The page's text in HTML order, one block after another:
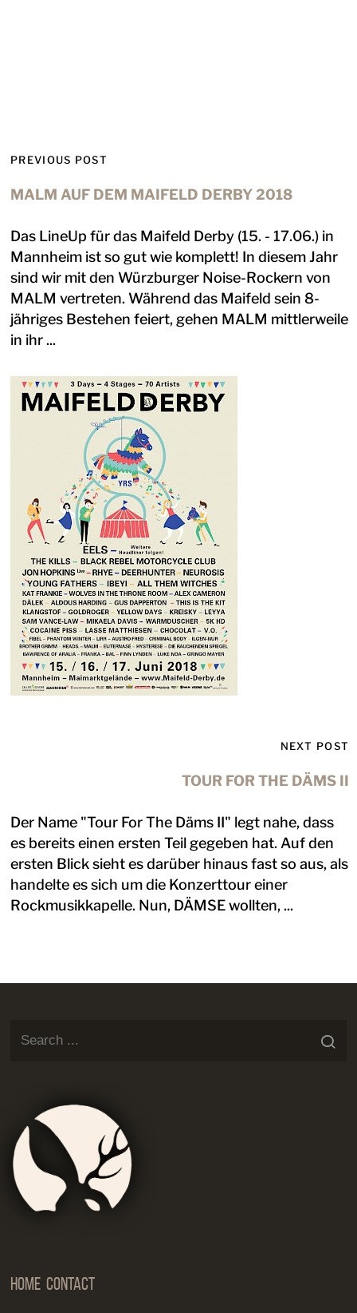
PREVIOUS POST
MALM AUF DEM MAIFELD DERBY 2018
Das LineUp für das Maifeld Derby (15. - 17.06.) in
Mannheim ist so gut wie komplett! In diesem Jahr
sind wir mit den Würzburger Noise-Rockern von
MALM vertreten. Während das Maifeld sein 8-
jähriges Bestehen feiert, gehen MALM mittlerweile
in ihr ...
NEXT POST
TOUR FOR THE DÄMS II
Der Name "Tour For The Däms II" legt nahe, dass
es bereits einen ersten Teil gegeben hat. Auf den
ersten Blick sieht es darüber hinaus fast so aus, als
handelte es sich um die Konzerttour einer
Rockmusikkapelle. Nun, DÄMSE wollten, ...
Home Contact